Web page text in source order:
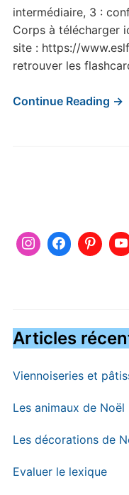
intermédiaire, 3 :
Corps à télécharger
site : https://
retrouver les
Continue Reading →
Articles
Viennoiseries et
Les animaux de Noël
Les décorations de
Evaluer le lexique